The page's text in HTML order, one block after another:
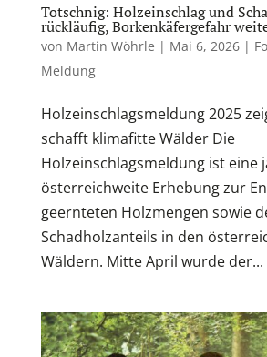
Totschnig: Holzeinschlag und
rückläufig, Borkenkäfergefahr
von Martin Wöhrle | Mai 6, 2026|
Meldung
Holzeinschlagsmeldung 2025
schafft klimafitte Wälder Die
Holzeinschlagsmeldung ist eine
österreichweite Erhebung zur
geernteten Holzmengen sowie
Schadholzanteils in den
Wäldern. Mitte April wurde der...